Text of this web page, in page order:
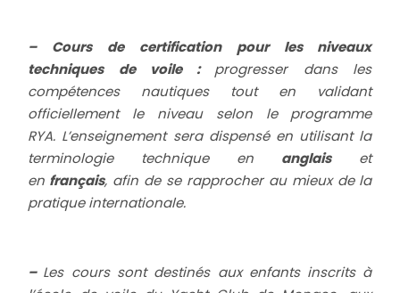
– Cours de certification pour les niveaux
techniques de voile : progresser dans les
compétences nautiques tout en validant
officiellement le niveau selon le programme
RYA. L’enseignement sera dispensé en utilisant la
terminologie technique en anglaiset
en français, afin de se rapprocher au mieux de la
pratique internationale.
– Les cours sont destinés aux enfants inscrits à